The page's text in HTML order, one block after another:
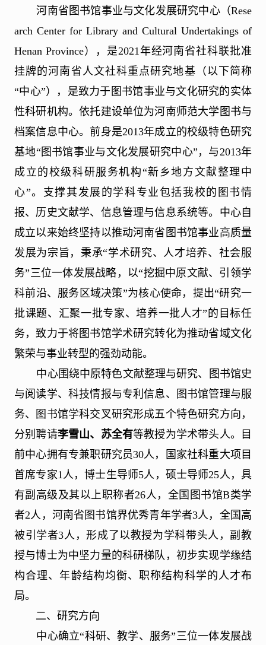
河南省图书馆事业与文化发展研究中心（Rese
arch Center for Library and Cultural Undertakings of
Henan Province），是2021年经河南省社科联批准
挂牌的河南省人文社科重点研究地基（以下简称
“中心”），是致力于图书馆事业与文化研究的实体
性科研机构。依托建设单位为河南师范大学图书与
档案信息中心。前身是2013年成立的校级特色研究
基地“图书馆事业与文化发展研究中心”，与2013年
成立的校级科研服务机构“新乡地方文献整理中
心”。支撑其发展的学科专业包括我校的图书情
报、历史文献学、信息管理与信息系统等。中心自
成立以来始终坚持以推动河南省图书馆事业高质量
发展为宗旨，秉承“学术研究、人才培养、社会服
务”三位一体发展战略，以“挖掘中原文献、引领学
科前沿、服务区域决策”为核心使命，提出“研究一
批课题、汇聚一批专家、培养一批人才”的目标任
务，致力于将图书馆学术研究转化为推动省域文化
繁荣与事业转型的强劲动能。
中心围绕中原特色文献整理与研究、图书馆史
与阅读学、科技情报与专利信息、图书馆管理与服
务、图书馆学科交叉研究形成五个特色研究方向，
分别聘请李雪山、苏全有等教授为学术带头人。目
前中心拥有专兼职研究员30人，国家社科重大项目
首席专家1人，博士生导师5人，硕士导师25人，具
有副高级及其以上职称者26人，全国图书馆B类学
者2人，河南省图书馆界优秀青年学者3人，全国高
被引学者3人，形成了以教授为学科带头人，副教
授与博士为中坚力量的科研梯队，初步实现学缘结
构合理、年龄结构均衡、职称结构科学的人才布
局。
二、研究方向
中心确立“科研、教学、服务”三位一体发展战